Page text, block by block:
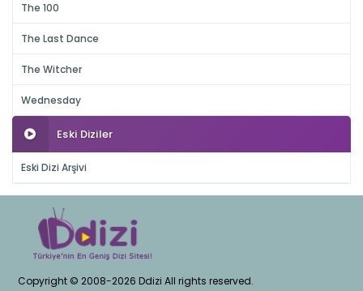
The 100
The Last Dance
The Witcher
Wednesday
Eski Diziler
Eski Dizi Arşivi
Copyright © 2008-2026 Ddizi All rights reserved.